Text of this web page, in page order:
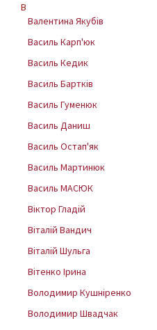
В
Валентина Якубів
Василь Карп'юк
Василь Кедик
Василь Бартків
Василь Гуменюк
Василь Даниш
Василь Остап'як
Василь Мартинюк
Василь МАСЮК
Віктор Гладій
Віталій Вандич
Віталій Шульга
Вітенко Ірина
Володимир Кушніренко
Володимир Швадчак